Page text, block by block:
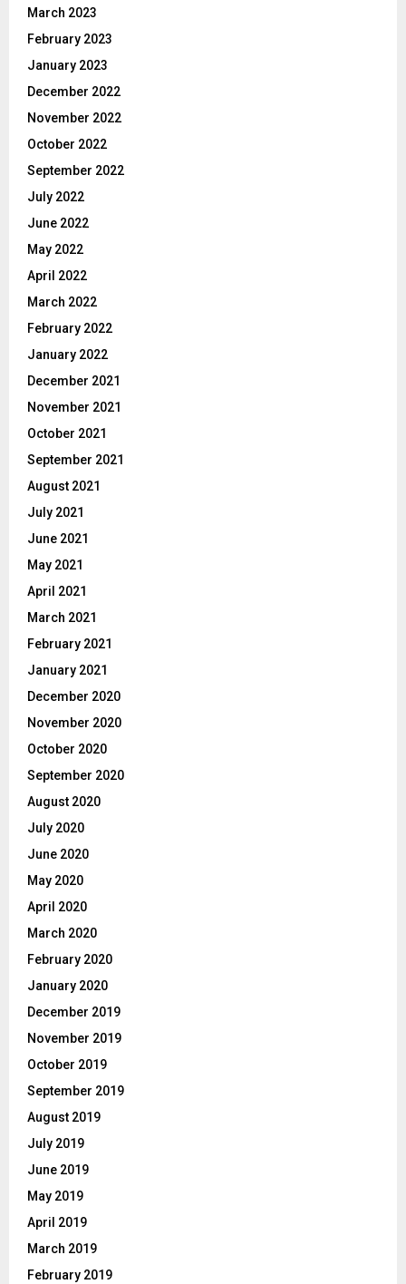
March 2023
February 2023
January 2023
December 2022
November 2022
October 2022
September 2022
July 2022
June 2022
May 2022
April 2022
March 2022
February 2022
January 2022
December 2021
November 2021
October 2021
September 2021
August 2021
July 2021
June 2021
May 2021
April 2021
March 2021
February 2021
January 2021
December 2020
November 2020
October 2020
September 2020
August 2020
July 2020
June 2020
May 2020
April 2020
March 2020
February 2020
January 2020
December 2019
November 2019
October 2019
September 2019
August 2019
July 2019
June 2019
May 2019
April 2019
March 2019
February 2019